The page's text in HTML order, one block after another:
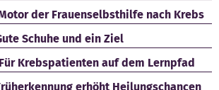
der Frauenselbsthilfe nach Krebs
Schuhe und ein Ziel
Krebspatienten auf dem Lernpfad
erhöht Heilungschancen